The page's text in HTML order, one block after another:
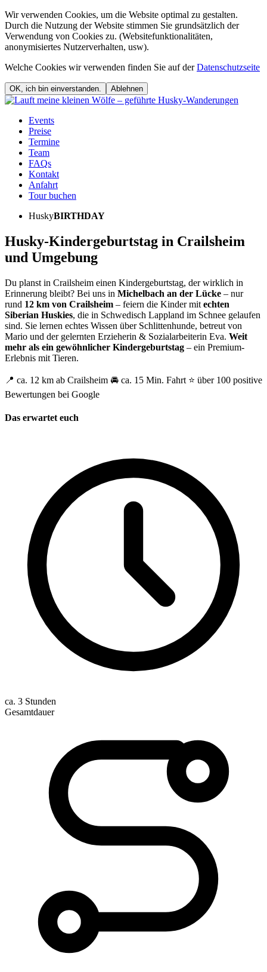
Wir verwenden Cookies, um die Website optimal zu gestalten.
Durch die Nutzung der Website stimmen Sie grundsätzlich der
Verwendung von Cookies zu. (Websitefunktionalitäten,
anonymisiertes Nutzerverhalten, usw).
Welche Cookies wir verwenden finden Sie auf derDatenschutzseite
OK, ich bin einverstanden. Ablehnen
Events
Preise
Termine
Team
FAQs
Kontakt
Anfahrt
Tour buchen
HuskyBIRTHDAY
Husky-Kindergeburtstag in Crailsheim
und Umgebung
Du planst in Crailsheim einen Kindergeburtstag, der wirklich in
Erinnerung bleibt? Bei uns in Michelbach an der Lücke – nur
rund 12 km von Crailsheim – feiern die Kinder mit echten
Siberian Huskies, die in Schwedisch Lappland im Schnee gelaufen
sind. Sie lernen echtes Wissen über Schlittenhunde, betreut von
Mario und der gelernten Erzieherin & Sozialarbeiterin Eva. Weit
mehr als ein gewöhnlicher Kindergeburtstag – ein Premium-
Erlebnis mit Tieren.
📍 ca. 12 km ab Crailsheim 🚘 ca. 15 Min. Fahrt ⭐ über 100 positive
Bewertungen bei Google
Das erwartet euch
ca. 3 Stunden
Gesamtdauer